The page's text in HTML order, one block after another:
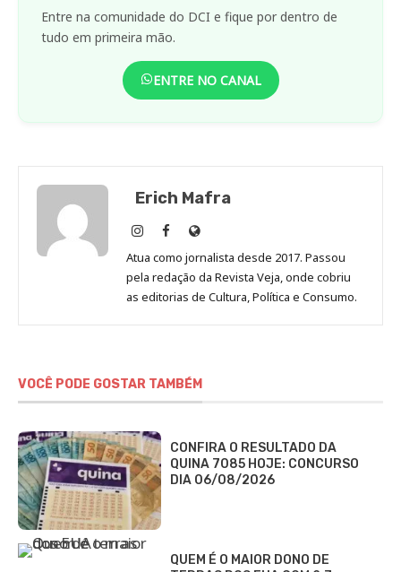
Entre na comunidade do DCI e fique por dentro de
tudo em primeira mão.
ENTRE NO CANAL
Erich Mafra
Erich
Mafra
no
Instagram
Erich
Mafra
no
Facebook
Site
de
Erich
Mafra
Atua como jornalista desde 2017. Passou
pela redação da Revista Veja, onde cobriu
as editorias de Cultura, Política e Consumo.
VOCÊ PODE GOSTAR TAMBÉM
CONFIRA O RESULTADO DA
QUINA 7085 HOJE: CONCURSO
DIA 06/08/2026
QUEM É O MAIOR DONO DE